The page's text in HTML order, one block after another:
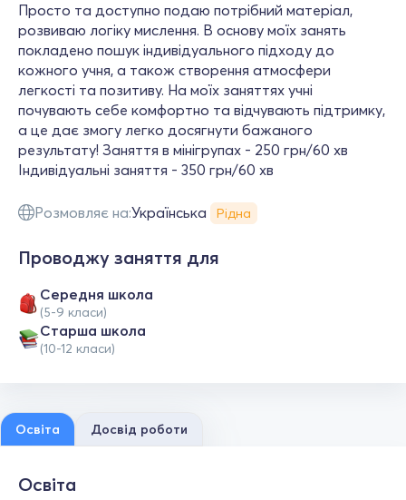
Просто та доступно подаю потрібний матеріал,
розвиваю логіку мислення. В основу моїх занять
покладено пошук індивідуального підходу до
кожного учня, а також створення атмосфери
легкості та позитиву. На моїх заняттях учні
почувають себе комфортно та відчувають підтримку,
а це дає змогу легко досягнути бажаного
результату! Заняття в мінігрупах - 250 грн/60 хв
Індивідуальні заняття - 350 грн/60 хв
Розмовляє на:Українська Рідна
Проводжу заняття для
Середня школа
(5-9 класи)
Старша школа
(10-12 класи)
Освіта Досвід роботи
Освіта